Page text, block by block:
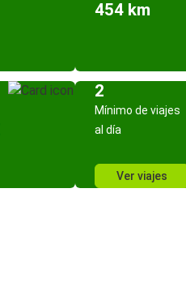
454 km
2
Mínimo de viajes
al día
Ver viajes